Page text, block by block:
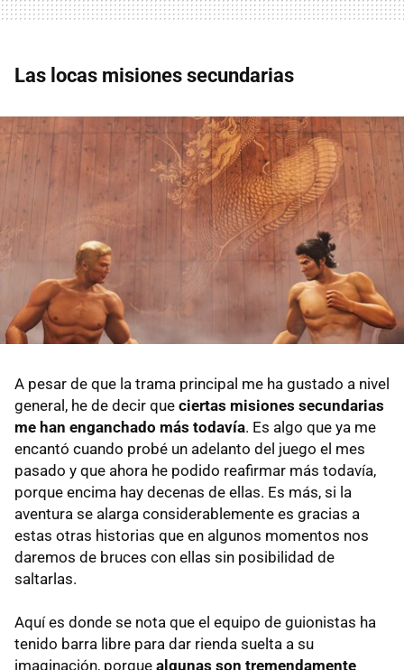
Las locas misiones secundarias
A pesar de que la trama principal me ha gustado a nivel
general, he de decir que ciertas misiones secundarias
me han enganchado más todavía. Es algo que ya me
encantó cuando probé un adelanto del juego el mes
pasado y que ahora he podido reafirmar más todavía,
porque encima hay decenas de ellas. Es más, si la
aventura se alarga considerablemente es gracias a
estas otras historias que en algunos momentos nos
daremos de bruces con ellas sin posibilidad de
saltarlas.
Aquí es donde se nota que el equipo de guionistas ha
tenido barra libre para dar rienda suelta a su
imaginación, porque algunas son tremendamente